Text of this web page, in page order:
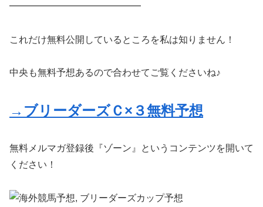
━━━━━━━━━━━━━━
これだけ無料公開しているところを私は知りません！
中央も無料予想あるので合わせてご覧くださいね♪
→ブリーダーズＣ×３無料予想
無料メルマガ登録後『ゾーン』というコンテンツを開いて
ください！